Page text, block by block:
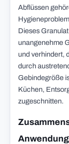
Abflüssen
Dieses
unangenehme
und verhindert,
durch
Gebindegröße
Küchen,
zugeschnitten.
Anwendung